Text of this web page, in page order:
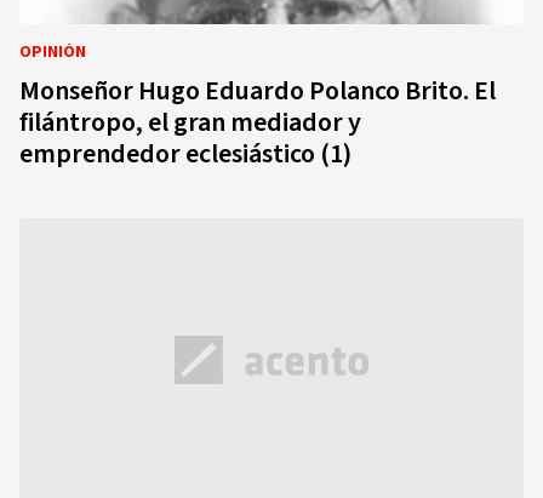
OPINIÓN
Monseñor Hugo Eduardo Polanco Brito. El
filántropo, el gran mediador y
emprendedor eclesiástico (1)